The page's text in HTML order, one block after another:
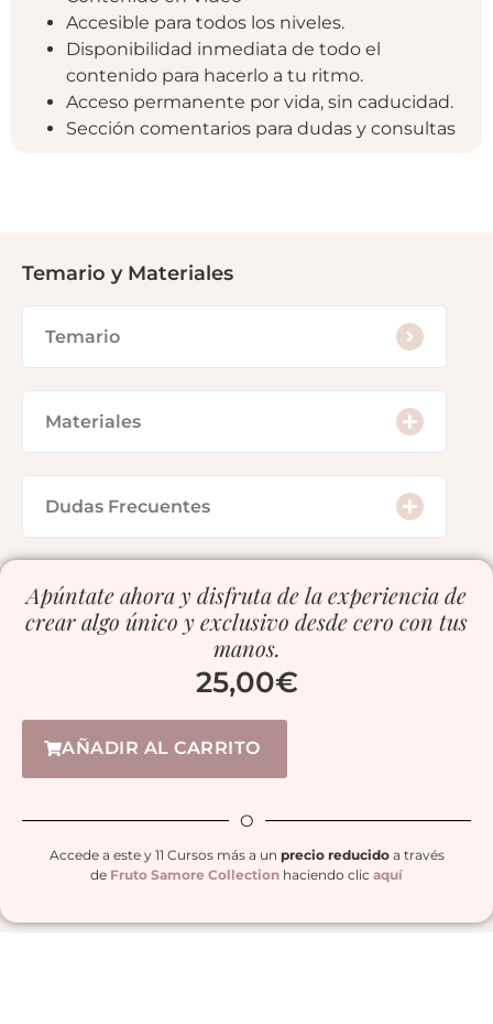
Accesible para todos los niveles.
Disponibilidad inmediata de todo el
contenido para hacerlo a tu ritmo.
Acceso permanente por vida, sin caducidad.
Sección comentarios para dudas y consultas
Temario y Materiales
Temario
Materiales
Dudas Frecuentes
Apúntate ahora y disfruta de la experiencia de
crear algo único y exclusivo desde cero con tus
manos.
25,00€
AÑADIR AL CARRITO
O
Accede a este y 11 Cursos más a un precio reducidoa través
de Fruto Samore Collection haciendo clic aquí